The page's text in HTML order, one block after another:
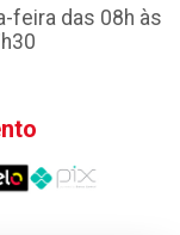
feira das 08h às